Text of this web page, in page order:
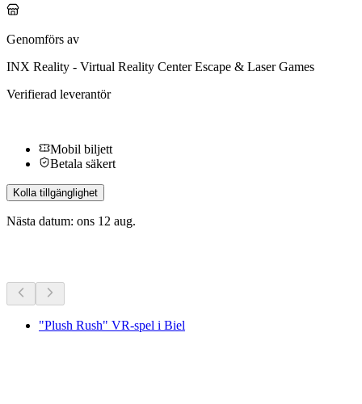
Genomförs av
INX Reality - Virtual Reality Center Escape & Laser Games
Verifierad leverantör
Mobil biljett
Betala säkert
Kolla tillgänglighet
Nästa datum: ons 12 aug.
"Plush Rush" VR-spel i Biel